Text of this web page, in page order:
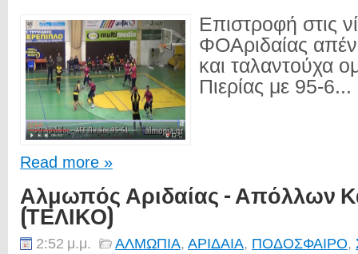
Επιστροφή στις
ΦΟΑριδαίας
και ταλαντούχα
Πιερίας με 95-6...
Read more »
Αλμωπός Αριδαίας - Απόλλων
(ΤΕΛΙΚΟ)
2:52 μ.μ. ΑΛΜΩΠΙΑ, ΑΡΙΔΑΙΑ, ΠΟΔΟΣΦΑΙΡΟ,